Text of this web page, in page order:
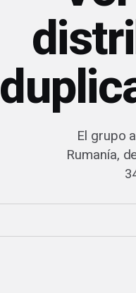
El grupo
Rumanía,